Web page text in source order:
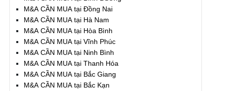
M&A CẦN MUA tại Đồng Nai
M&A CẦN MUA tại Hà Nam
M&A CẦN MUA tại Hòa Bình
M&A CẦN MUA tại Vĩnh Phúc
M&A CẦN MUA tại Ninh Bình
M&A CẦN MUA tại Thanh Hóa
M&A CẦN MUA tại Bắc Giang
M&A CẦN MUA tại Bắc Kạn